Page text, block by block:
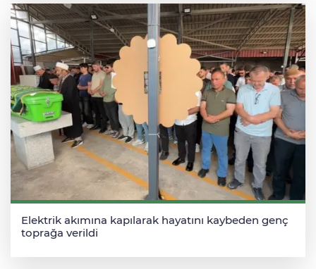
Elektrik akımına kapılarak hayatını kaybeden genç
toprağa verildi